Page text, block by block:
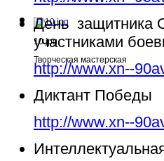
10.jpg
Творческая мастерская
День защитника
участниками
http://www.xn--
Диктант Победы
http://www.xn--